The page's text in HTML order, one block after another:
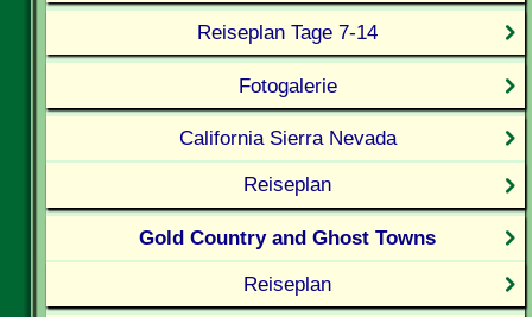
Reiseplan Tage 7-14
Fotogalerie
California Sierra Nevada
Reiseplan
Gold Country and Ghost Towns
Reiseplan